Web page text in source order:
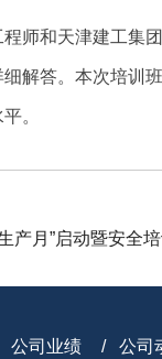
师和天津建工集
解答。本次培
。
产月”启动暨安全
公司业绩 公司